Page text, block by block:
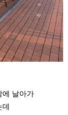
에 날아가